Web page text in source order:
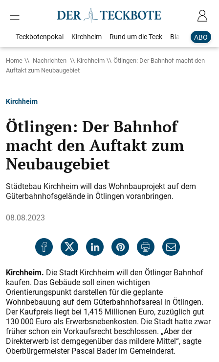
ABO
Teckbotenpokal Kirchheim Rund um die Teck Blaulicht
Home Nachrichten Kirchheim
Ötlingen: Der Bahnhof macht den
Auftakt zum Neubaugebiet
Kirchheim
Ötlingen: Der Bahnhof
macht den Auftakt zum
Neubaugebiet
Städtebau Kirchheim will das Wohnbauprojekt auf dem
Güterbahnhofsgelände in Ötlingen voranbringen.
08.08.2023
Kirchheim. Die Stadt Kirchheim will den Ötlinger Bahnhof
kaufen. Das Gebäude soll einen wichtigen
Orientierungspunkt darstellen für die geplante
Wohnbebauung auf dem Güterbahnhofsareal in Ötlingen.
Der Kaufpreis liegt bei 1,415 Millionen Euro, zuzüglich gut
130 000 Euro als Erwerbsnebenkosten. Die Stadt hatte zwar
früher schon ein Vorkaufsrecht beschlossen. „Aber der
Direkterwerb ist demgegenüber das mildere Mittel“, sagte
Oberbürgermeister Pascal Bader im Gemeinderat.